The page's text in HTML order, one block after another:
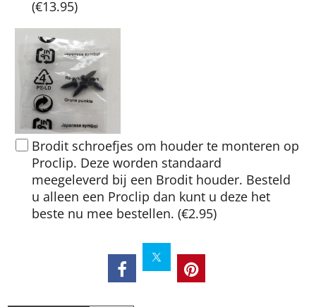
(€13.95)
Brodit schroefjes om houder te monteren op
Proclip. Deze worden standaard
meegeleverd bij een Brodit houder. Besteld
u alleen een Proclip dan kunt u deze het
beste nu mee bestellen. (€2.95)